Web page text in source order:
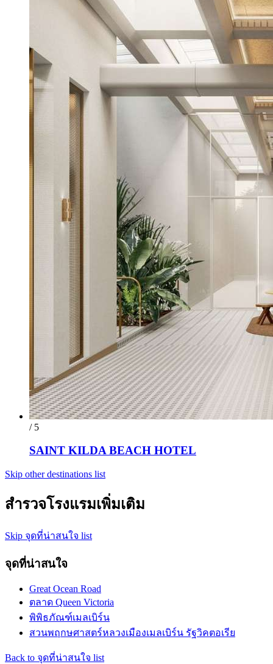
/ 5
SAINT KILDA BEACH HOTEL
Skip other destinations list
สำรวจโรงแรมเพิ่มเติม
Skip จุดที่น่าสนใจ list
จุดที่น่าสนใจ
Great Ocean Road
ตลาด Queen Victoria
พิพิธภัณฑ์เมลเบิร์น
สวนพฤกษศาสตร์หลวงเมืองเมลเบิร์น รัฐวิคตอเรีย
Back to จุดที่น่าสนใจ list